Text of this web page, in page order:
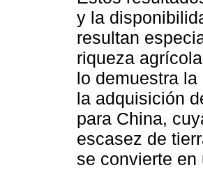
y la
resultan
riqueza
lo demuestra
la adquisición
para China,
escasez de
se convierte